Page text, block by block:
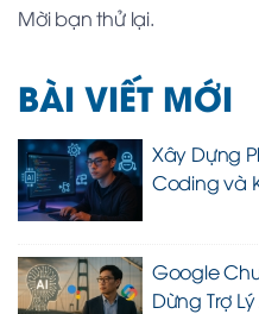
Mời bạn thử lại.
BÀI VIẾT MỚI
Xây Dựng
Coding và
Google
Dừng Trợ